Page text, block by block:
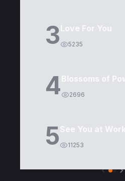
3Love For You
5235
4Blossoms of
2696
5See You at
11253